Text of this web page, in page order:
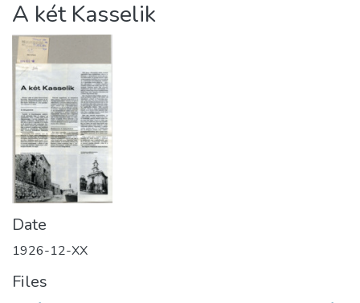
Statistics
About us
A két Kasselik
Date
1926-12-XX
Files